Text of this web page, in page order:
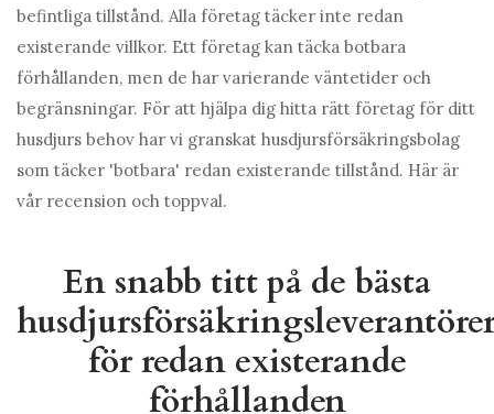
befintliga tillstånd. Alla företag täcker inte redan
existerande villkor. Ett företag kan täcka botbara
förhållanden, men de har varierande väntetider och
begränsningar. För att hjälpa dig hitta rätt företag för ditt
husdjurs behov har vi granskat husdjursförsäkringsbolag
som täcker 'botbara' redan existerande tillstånd. Här är
vår recension och toppval.
En snabb titt på de bästa
för redan existerande
förhållanden